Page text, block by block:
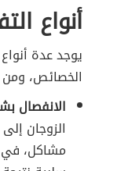
أنواع
يوجد عدة
الخصائص، ومن
الانفصال
الزوجان
مشاكل، في